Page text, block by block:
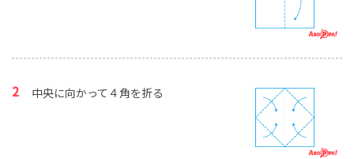
中央に向かって４角を折る